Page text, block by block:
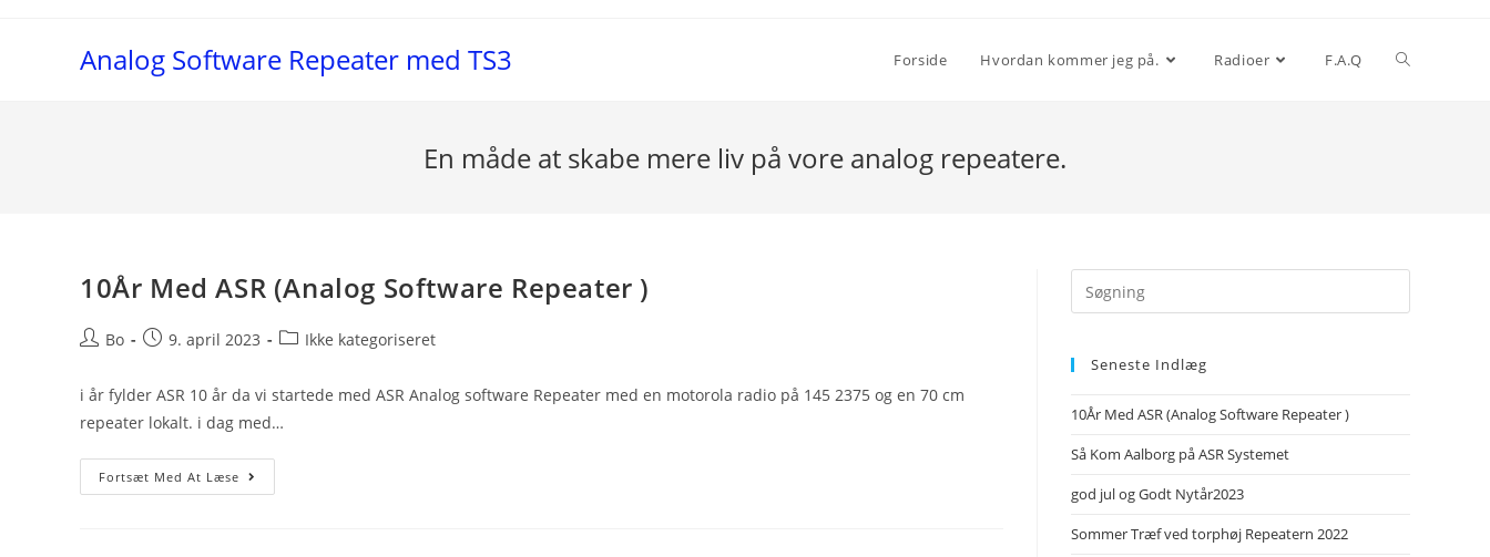
Analog Software Repeater med TS3 Forside Hvordan kommer jeg på. Radioer F.A.Q
En måde at skabe mere liv på vore analog repeatere.
10År Med ASR (Analog Software Repeater )
PostBo
Post9. april 2023
PostIkke kategoriseret
i år fylder ASR 10 år da vi startede med ASR Analog software Repeater med en motorola radio på 145 2375 og en 70 cm
repeater lokalt. i dag med…
Fortsæt Med At Læse 10År
Med
Search
this
Seneste Indlæg
10År Med ASR (Analog Software Repeater )
Så Kom Aalborg på ASR Systemet
god jul og Godt Nytår2023
Sommer Træf ved torphøj Repeatern 2022